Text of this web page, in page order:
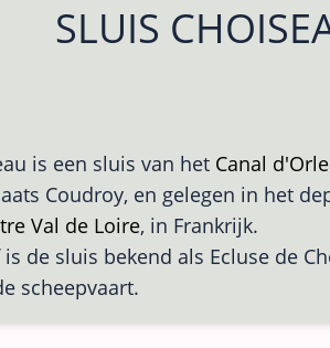
SLUIS
is een sluis van het Canal
Coudroy, en gelegen in het
Val de Loire, in Frankrijk.
de sluis bekend als Ecluse de
scheepvaart.